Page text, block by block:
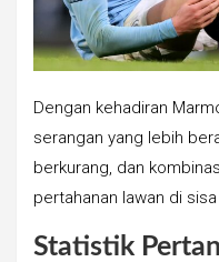
Dengan kehadiran
serangan yang lebih
berkurang, dan
pertahanan lawan di
Statistik